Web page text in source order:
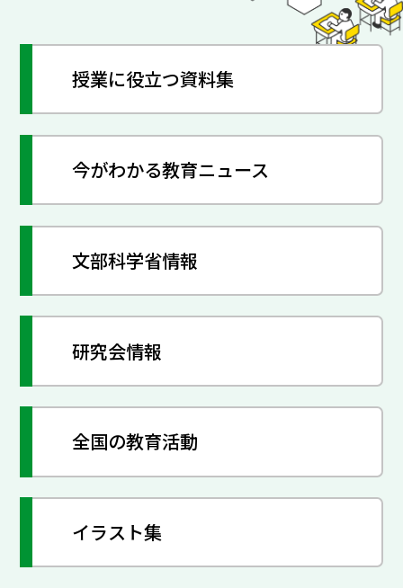
授業に役立つ資料集
今がわかる教育ニュース
文部科学省情報
研究会情報
全国の教育活動
イラスト集